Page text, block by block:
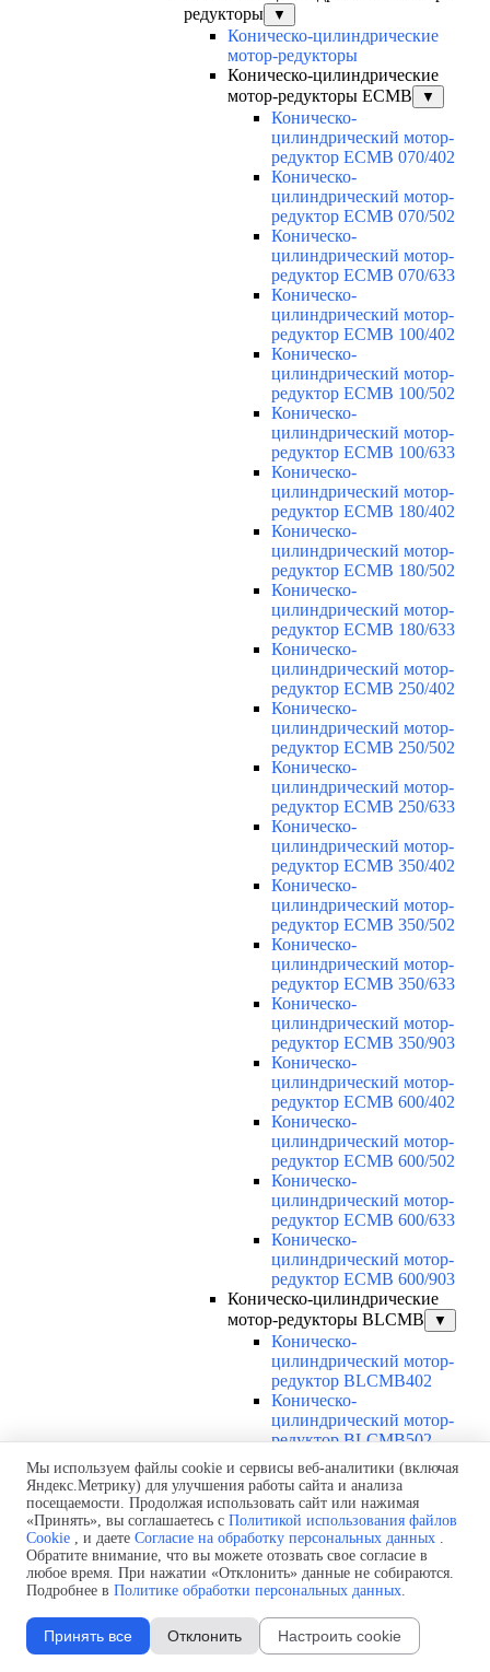
редукторы
▼
Коническо-цилиндрические
мотор-редукторы
Коническо-цилиндрические
мотор-редукторы ECMB
▼
Коническо-
цилиндрический мотор-
редуктор ECMB 070/402
Коническо-
цилиндрический мотор-
редуктор ECMB 070/502
Коническо-
цилиндрический мотор-
редуктор ECMB 070/633
Коническо-
цилиндрический мотор-
редуктор ECMB 100/402
Коническо-
цилиндрический мотор-
редуктор ECMB 100/502
Коническо-
цилиндрический мотор-
редуктор ECMB 100/633
Коническо-
цилиндрический мотор-
редуктор ECMB 180/402
Коническо-
цилиндрический мотор-
редуктор ECMB 180/502
Коническо-
цилиндрический мотор-
редуктор ECMB 180/633
Коническо-
цилиндрический мотор-
редуктор ECMB 250/402
Коническо-
цилиндрический мотор-
редуктор ECMB 250/502
Коническо-
цилиндрический мотор-
редуктор ECMB 250/633
Коническо-
цилиндрический мотор-
редуктор ECMB 350/402
Коническо-
цилиндрический мотор-
редуктор ECMB 350/502
Коническо-
цилиндрический мотор-
редуктор ECMB 350/633
Коническо-
цилиндрический мотор-
редуктор ECMB 350/903
Коническо-
цилиндрический мотор-
редуктор ECMB 600/402
Коническо-
цилиндрический мотор-
редуктор ECMB 600/502
Коническо-
цилиндрический мотор-
редуктор ECMB 600/633
Коническо-
цилиндрический мотор-
редуктор ECMB 600/903
Коническо-цилиндрические
мотор-редукторы BLCMB
▼
Коническо-
цилиндрический мотор-
редуктор BLCMB402
Коническо-
цилиндрический мотор-
редуктор BLCMB502
Коническо-цилиндрические
мотор-редукторы NDCMB
Коническо-
цилиндрический мотор-
редуктор NDCMB 120/402
Коническо-
цилиндрический мотор-
редуктор NDCMB 120/502
Коническо-
цилиндрический мотор-
редуктор NDCMB 120/633
Мы используем файлы cookie и сервисы веб-аналитики (включая
Яндекс.Метрику) для улучшения работы сайта и анализа
посещаемости. Продолжая использовать сайт или нажимая
«Принять», вы соглашаетесь с Политикой использования файлов
Cookie , и даете Согласие на обработку персональных данных .
Обратите внимание, что вы можете отозвать свое согласие в
любое время. При нажатии «Отклонить» данные не собираются.
Подробнее в Политике обработки персональных данных.
Принять все Отклонить Настроить cookie